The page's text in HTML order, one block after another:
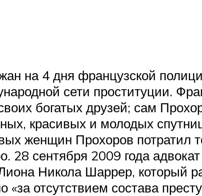
на 4 дня французской
сети проституции.
богатых друзей; сам
красивых и молодых
женщин Прохоров потратил
сентября 2009 года
Никола Шаррер, который
отсутствием состава